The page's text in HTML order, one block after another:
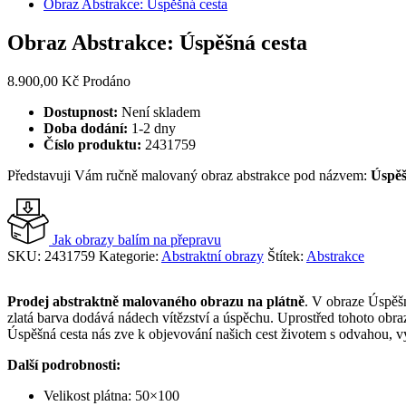
Obraz Abstrakce: Úspěšná cesta
Obraz Abstrakce: Úspěšná cesta
8.900,00 Kč Prodáno
Dostupnost: Není skladem
Doba dodání: 1-2 dny
Číslo produktu: 2431759
Představuji Vám ručně malovaný obraz abstrakce pod názvem:
Jak obrazy balím na přepravu
SKU: 2431759 Kategorie: Abstraktní obrazy Štítek: Abstrakce
Prodej abstraktně malovaného obrazu na plátně. V obraze
zlatá barva dodává nádech vítězství a úspěchu. Uprostřed tohoto
Úspěšná cesta nás zve k objevování našich cest životem s
Další podrobnosti:
Velikost plátna: 50×100